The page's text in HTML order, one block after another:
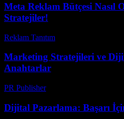
Meta Reklam Bütçesi
Stratejiler!
Reklam Tanıtım
Marketing Stratejileri ve
Anahtarlar
PR Publisher-
Dijital Pazarlama: Başarı